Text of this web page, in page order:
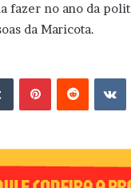
fazer no ano da
da Maricota.